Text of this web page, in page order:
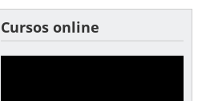
Cursos online